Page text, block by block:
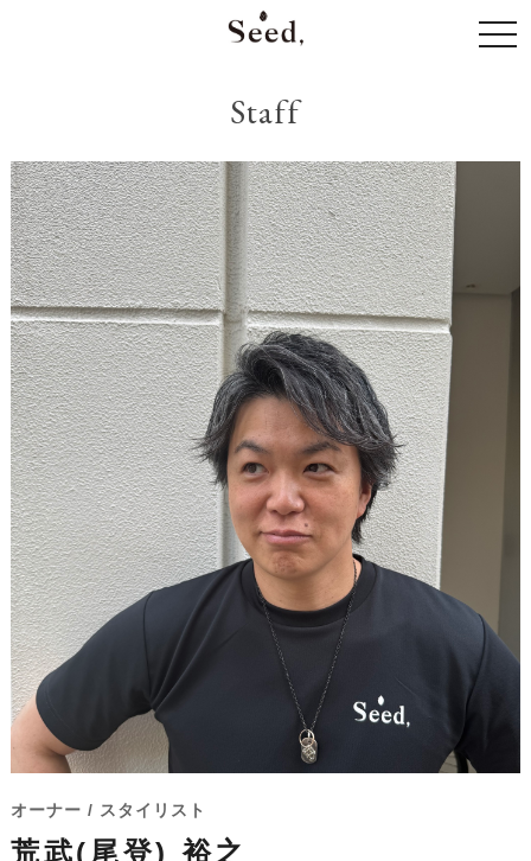
Staff
オーナー / スタイリスト
荒武(尾登) 裕之